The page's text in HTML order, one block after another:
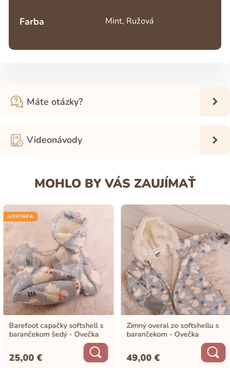
Farba Mint, Ružová
Máte otázky?
Videonávody
MOHLO BY VÁS ZAUJÍMAŤ
NOVINKA
Barefoot capačky softshell s
barančekom šedý - Ovečka
25,00 €
Zimný overal zo softshellu s
barančekom - Ovečka
49,00 €